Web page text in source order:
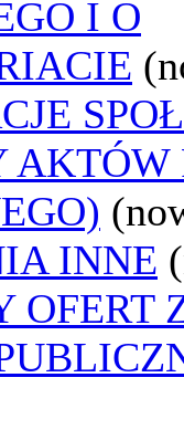
I O
AKTÓW
INNE
OFERT